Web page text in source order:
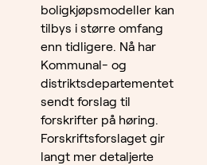
boligkjøpsmodeller kan
tilbys i større omfang
enn tidligere. Nå har
Kommunal- og
distriktsdepartementet
sendt forslag til
forskrifter på høring.
Forskriftsforslaget gir
langt mer detaljerte